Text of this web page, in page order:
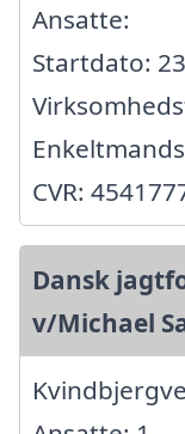
Ansatte:
Startdato:
CVR:
Dansk
v/Michael